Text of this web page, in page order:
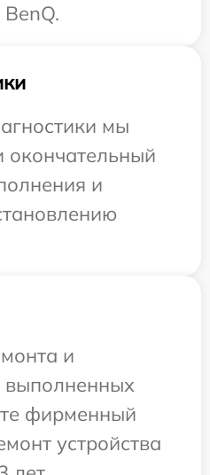
мы
окончательный
и
и
выполненных
фирменный
устройства